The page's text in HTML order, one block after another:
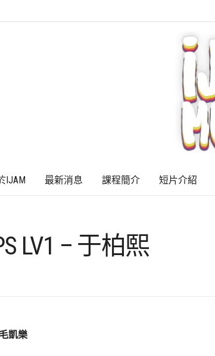
IJAM 最新消息 課程簡介 短片介紹
LV1 – 于柏熙
凱樂